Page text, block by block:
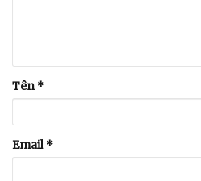
Tên *
Email *